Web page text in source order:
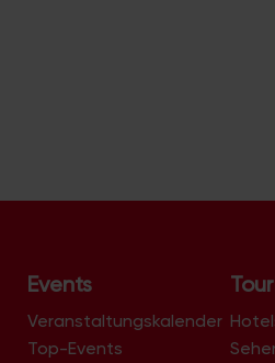
Events
Veranstaltungskalender
Top-Events